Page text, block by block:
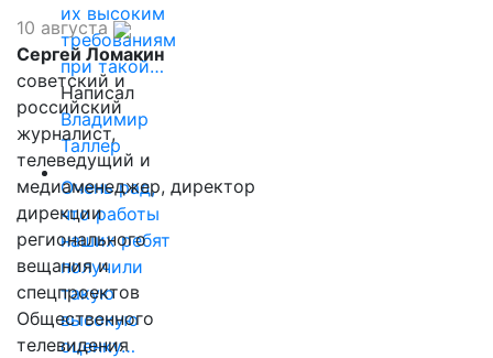
их высоким
требованиям
при такой…
Написал
Владимир
Таллер
Очень рад,
что работы
наших ребят
получили
такую
высокую
оценку…
10 августа
Сергей Ломакин
советский и
российский
журналист,
телеведущий и
медиаменеджер, директор
дирекции
регионального
вещания и
спецпроектов
Общественного
телевидения